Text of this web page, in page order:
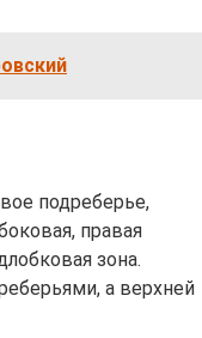
подреберье,
правая
зона.
а верхней